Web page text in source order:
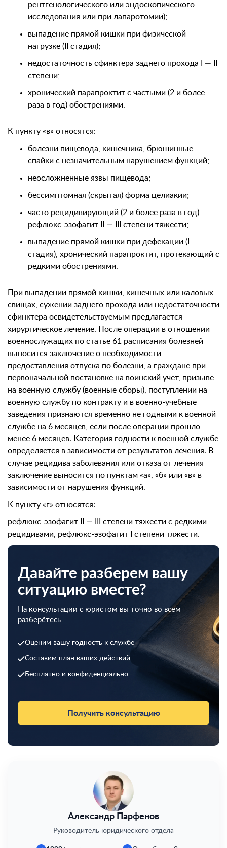
рентгенологического или эндоскопического
исследования или при лапаротомии);
выпадение прямой кишки при физической
нагрузке (II стадия);
недостаточность сфинктера заднего прохода I — II
степени;
хронический парапроктит с частыми (2 и более
раза в год) обострениями.
К пункту «в» относятся:
болезни пищевода, кишечника, брюшинные
спайки с незначительным нарушением функций;
неосложненные язвы пищевода;
бессимптомная (скрытая) форма целиакии;
часто рецидивирующий (2 и более раза в год)
рефлюкс-эзофагит II — III степени тяжести;
выпадение прямой кишки при дефекации (I
стадия), хронический парапроктит, протекающий с
редкими обострениями.
При выпадении прямой кишки, кишечных или каловых
свищах, сужении заднего прохода или недостаточности
сфинктера освидетельствуемым предлагается
хирургическое лечение. После операции в отношении
военнослужащих по статье 61 расписания болезней
выносится заключение о необходимости
предоставления отпуска по болезни, а граждане при
первоначальной постановке на воинский учет, призыве
на военную службу (военные сборы), поступлении на
военную службу по контракту и в военно-учебные
заведения признаются временно не годными к военной
службе на 6 месяцев, если после операции прошло
менее 6 месяцев. Категория годности к военной службе
определяется в зависимости от результатов лечения. В
случае рецидива заболевания или отказа от лечения
заключение выносится по пунктам «а», «б» или «в» в
зависимости от нарушения функций.
К пункту «г» относятся:
рефлюкс-эзофагит II — III степени тяжести с редкими
рецидивами, рефлюкс-эзофагит I степени тяжести.
Давайте разберем вашу
ситуацию вместе?
На консультации с юристом вы точно во всем
разберётесь.
Оценим вашу годность к службе
Составим план ваших действий
Бесплатно и конфиденциально
Получить консультацию
Александр Парфенов
Руководитель юридического отдела